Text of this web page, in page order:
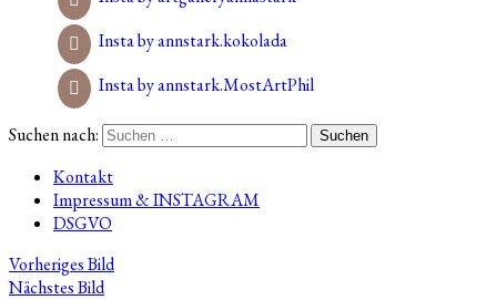
Insta by annstark.kokolada
Insta by annstark.MostArtPhil
Suchen nach:
Kontakt
Impressum & INSTAGRAM
DSGVO
Vorheriges Bild
Nächstes Bild